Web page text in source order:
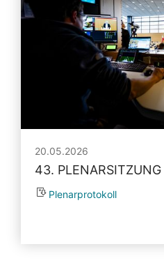
20.05.2026
43. PLENARSITZUNG
Plenarprotokoll